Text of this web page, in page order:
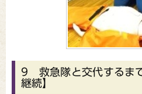
9 救急隊と交代するま
継続】